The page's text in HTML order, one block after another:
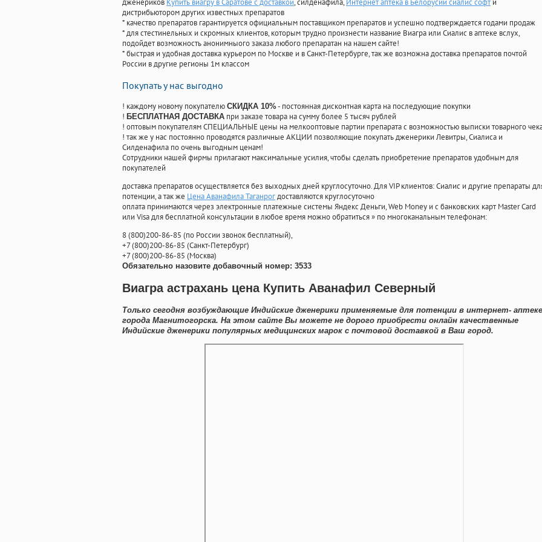
дженериков Купить виагру в Саратове с доставкой, силденафила, Интернет аптека в Белорусии сиалис софти
дистрибьютором других известных препаратов
* качество препаратов гарантируется официальным поставщиком препаратов и успешно подтверждается годами продаж
* для стестинельных и скромных клиентов, которым трудно произнести название Виагра или Сиалис в аптеке вслух,
подойдет возможность анонимныого заказа любого препаратан на нашем сайте!
* быстрая и удобная доставка курьером по Москве и в Санкт-Петербурге, так же возможна доставка препаратов почтой
России в другие регионы 1м классом
Покупать у нас выгодно
! каждому новому покупателю СКИДКА 10%- постоянная дисконтная карта на последующие покупки
! БЕСПЛАТНАЯ ДОСТАВКА при заказе товара на сумму более 5 тысяч рублей
! оптовым покупателям СПЕЦИАЛЬНЫЕ цены на мелкооптовые партии препарата с возможностью выписки товарного
! так же у нас постоянно проводятся различные АКЦИИ позволяющие покупать дженерики Левитры, Сиалиса и
Силденафила по очень выгодным ценам!
Cотрудники нашей фирмы прилагают максимальные усилия, чтобы сделать приобретение препаратов удобным для
покупателей
доставка препаратов осуществляется без выходных дней круглосуточно. Для VIP клиентов: Сиалис и другие препараты
потенции, а так же Цена Аванафила Таганрогдоставляются круглосуточно
оплата принимаются через электронные платежные системы Яндекс Деньги, Web Money и с банковских карт Master Card
или Visa для бесплатной консультации в любое время можно обратиться» по многоканальным телефонам:
8(800)200-86-85 (по России звонок бесплатный),
+7(800)200-86-85 (Санкт-Петербург)
+7(800)200-86-85 (Москва)
Обязательно назовите добавочный номер: 3533
Виагра астрахань цена Купить Аванафил Северный
Только сегодня возбуждающие Индийские дженерики применяемые для потенции в интернет- аптеке
города Магнитогорска. На этом сайте Вы можете не дорого приобрести онлайн качественные
Индийские дженерики популярных медицинских марок с почтовой доставкой в Ваш город.